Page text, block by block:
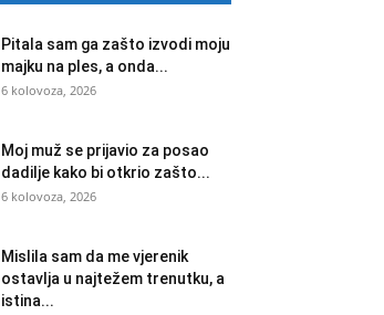
Pitala sam ga zašto izvodi moju
majku na ples, a onda...
6 kolovoza, 2026
Moj muž se prijavio za posao
dadilje kako bi otkrio zašto...
6 kolovoza, 2026
Mislila sam da me vjerenik
ostavlja u najtežem trenutku, a
istina...